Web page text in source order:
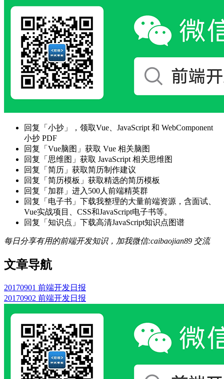
回复「小抄」，领取Vue、JavaScript 和 WebComponent
小抄 PDF
回复「Vue脑图」获取 Vue 相关脑图
回复「思维图」获取 JavaScript 相关思维图
回复「简历」获取简历制作建议
回复「简历模板」获取精选的简历模板
回复「加群」进入500人前端精英群
回复「电子书」下载我整理的大量前端资源，含面试、
Vue实战项目、CSS和JavaScript电子书等。
回复「知识点」下载高清JavaScript知识点图谱
每日分享有用的前端开发知识，加我微信:caibaojian89 交流
文章导航
20170901 前端开发日报
20170902 前端开发日报